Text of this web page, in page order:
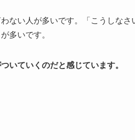
い人が多いです。「こうしなさ
多いです。
いていくのだと感じています。